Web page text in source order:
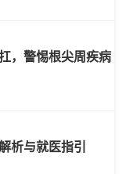
，警惕根尖周疾病
析与就医指引